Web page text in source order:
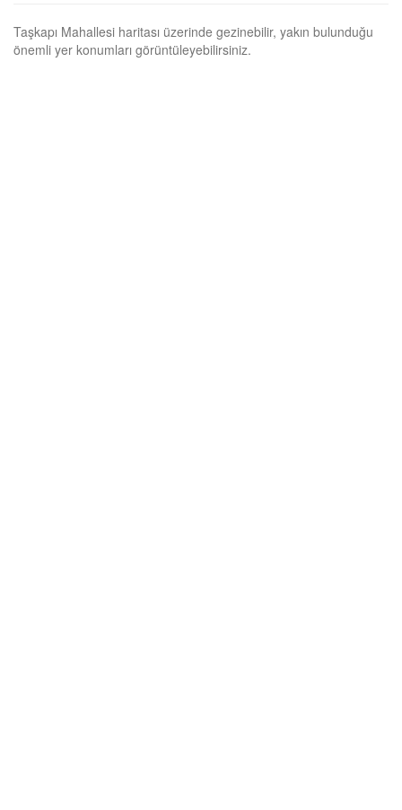
Taşkapı Mahallesi haritası üzerinde gezinebilir, yakın bulunduğu
önemli yer konumları görüntüleyebilirsiniz.